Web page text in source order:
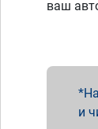
ваш
и